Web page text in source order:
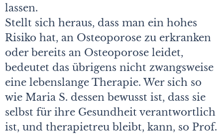
lassen.
Stellt sich heraus, dass man ein hohes
Risiko hat, an Osteoporose zu erkranken
oder bereits an Osteoporose leidet,
bedeutet das übrigens nicht zwangsweise
eine lebenslange Therapie. Wer sich so
wie Maria S. dessen bewusst ist, dass sie
selbst für ihre Gesundheit verantwortlich
ist, und therapietreu bleibt, kann, so Prof.